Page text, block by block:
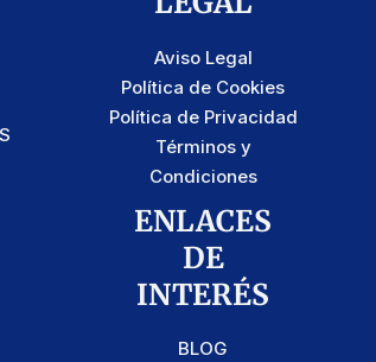
Aviso Legal
Política de Cookies
Política de Privacidad
Términos y
Condiciones
ENLACES
DE
INTERÉS
BLOG